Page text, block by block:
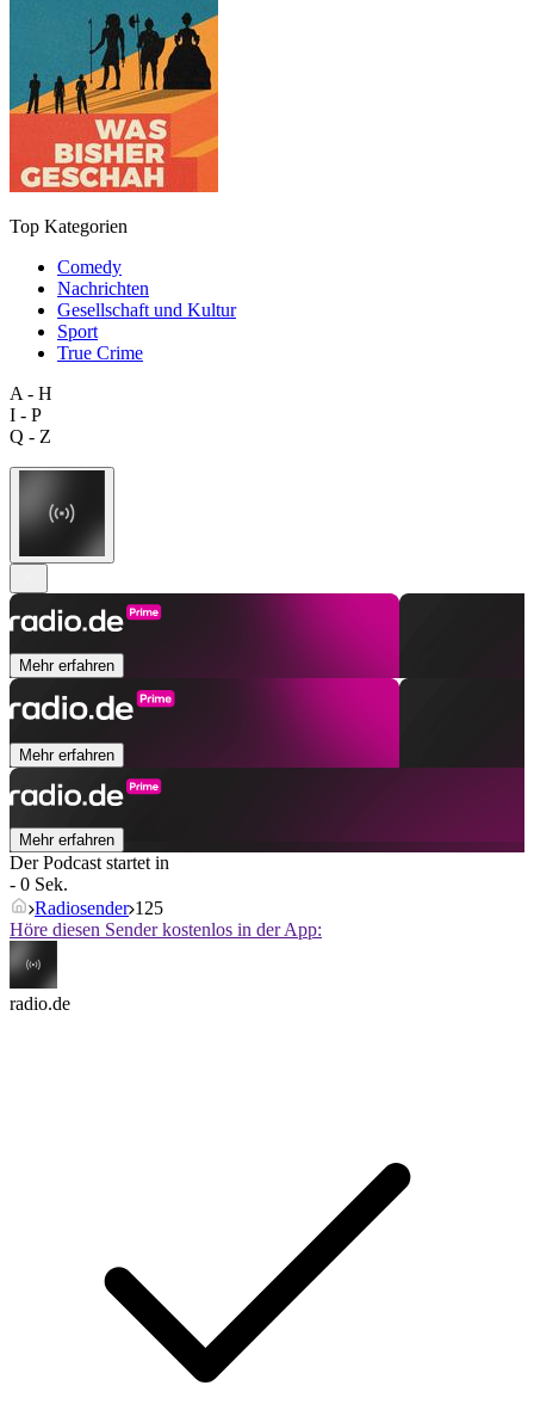
Top Kategorien
Comedy
Nachrichten
Gesellschaft und Kultur
Sport
True Crime
A - H
I - P
Q - Z
Mehr erfahren
Mehr erfahren
Mehr erfahren
Der Podcast startet in
- 0 Sek.
Radiosender 125
Höre diesen Sender kostenlos in der App:
radio.de